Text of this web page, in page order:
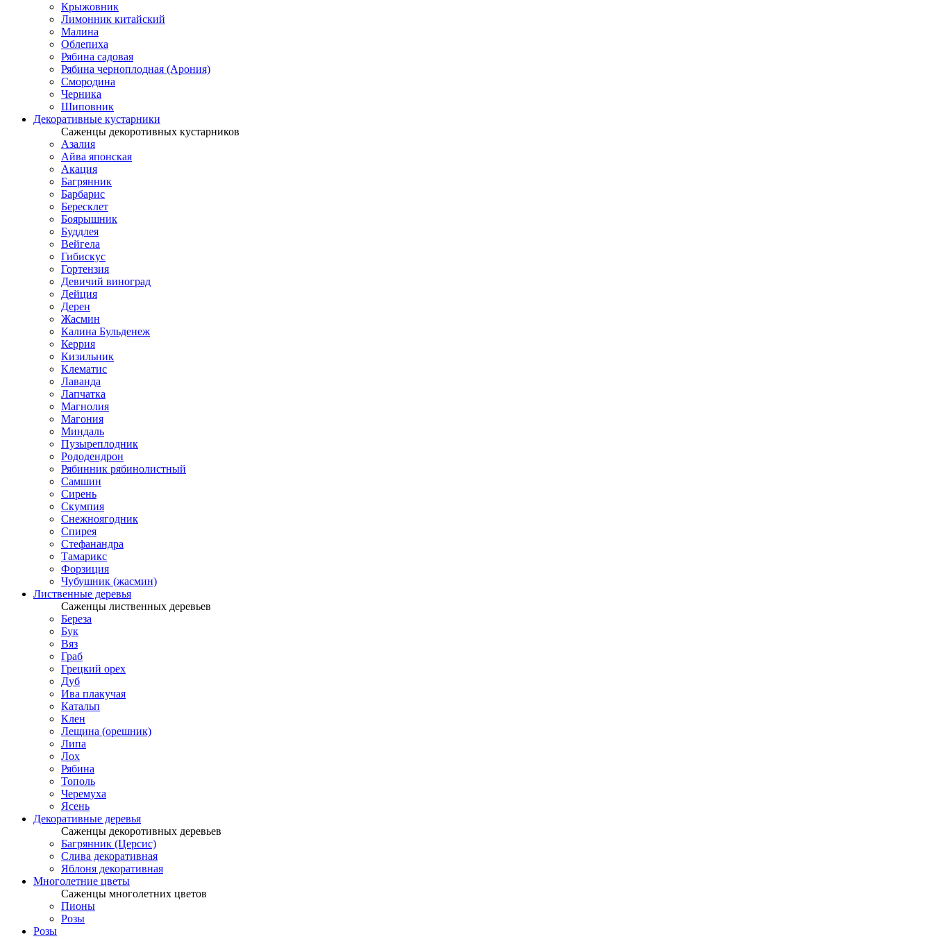
Крыжовник
Лимонник китайский
Малина
Облепиха
Рябина садовая
Рябина черноплодная (Арония)
Смородина
Черника
Шиповник
Декоративные кустарники
Саженцы декоротивных кустарников
Азалия
Айва японская
Акация
Багрянник
Барбарис
Бересклет
Боярышник
Буддлея
Вейгела
Гибискус
Гортензия
Девичий виноград
Дейция
Дерен
Жасмин
Калина Бульденеж
Керрия
Кизильник
Клематис
Лаванда
Лапчатка
Магнолия
Магония
Миндаль
Пузыреплодник
Рододендрон
Рябинник рябинолистный
Самшин
Сирень
Скумпия
Снежноягодник
Спирея
Стефанандра
Тамарикс
Форзиция
Чубушник (жасмин)
Лиственные деревья
Саженцы лиственных деревьев
Береза
Бук
Вяз
Граб
Грецкий орех
Дуб
Ива плакучая
Катальп
Клен
Лещина (орешник)
Липа
Лох
Рябина
Тополь
Черемуха
Ясень
Декоративные деревья
Саженцы декоротивных деревьев
Багрянник (Церсис)
Слива декоративная
Яблоня декоративная
Многолетние цветы
Саженцы многолетних цветов
Пионы
Розы
Розы